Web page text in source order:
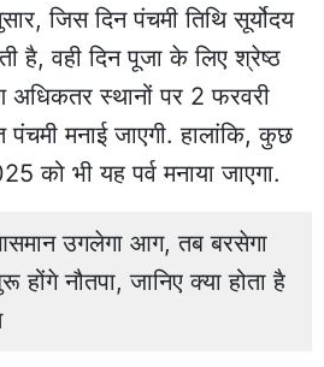
जिस दिन पंचमी तिथि सूर्योदय
है, वही दिन पूजा के लिए श्रेष्ठ
अधिकतर स्थानों पर 2 फरवरी
मनाई जाएगी. हालांकि, कुछ
को भी यह पर्व मनाया जाएगा.
उगलेगा आग, तब बरसेगा
नौतपा, जानिए क्या होता है